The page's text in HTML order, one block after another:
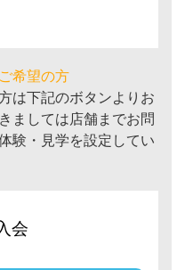
希望の方
は下記のボタンよりお
ましては店舗までお問
験・見学を設定してい
会